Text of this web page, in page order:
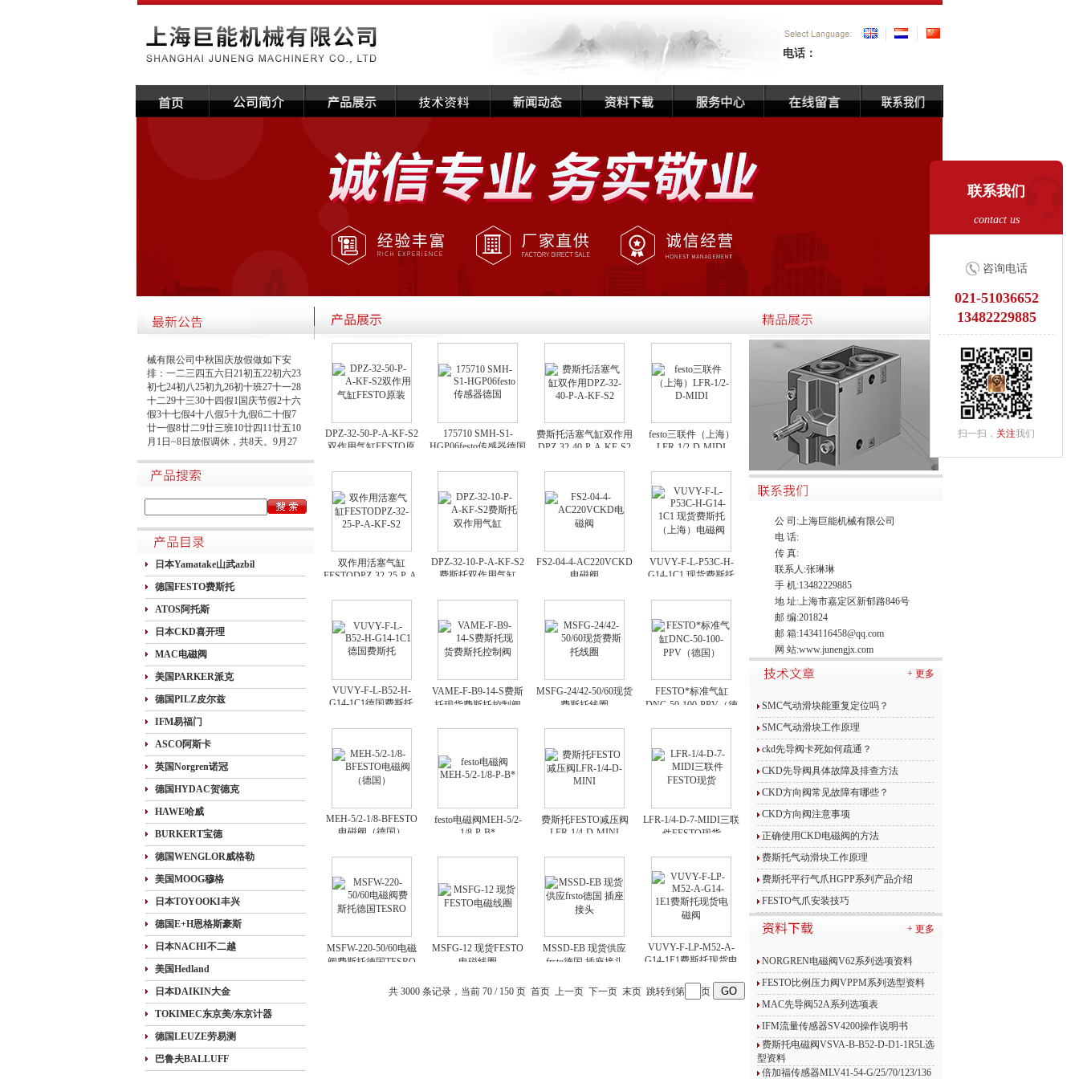
电话：
联系我们
contact us
咨询电话
021-51036652
13482229885
扫一扫， 关注我们
2020-09-14
械有限公司中秋国庆放假做如下安
排：一二三四五六日21初五22初六23
初七24初八25初九26初十班27十一28
十二29十三30十四假1国庆节假2十六
假3十七假4十八假5十九假6二十假7
廿一假8廿二9廿三班10廿四11廿五10
月1日~8日放假调休，共8天。9月27
上班。在此期间如有进口产品需要采
购的客户，为避免您的货期受到影
如下1.高速免费规定时间：2020年10
日本Yamatake山武azbil
德国FESTO费斯托
ATOS阿托斯
日本CKD喜开理
MAC电磁阀
美国PARKER派克
德国PILZ皮尔兹
IFM易福门
ASCO阿斯卡
英国Norgren诺冠
德国HYDAC贺德克
HAWE哈威
BURKERT宝德
德国WENGLOR威格勒
美国MOOG穆格
日本TOYOOKI丰兴
德国E+H恩格斯豪斯
日本NACHI不二越
美国Hedland
日本DAIKIN大金
TOKIMEC东京美/东京计器
德国LEUZE劳易测
巴鲁夫BALLUFF
DPZ-32-50-P-A-KF-S2
双作用气缸FESTO原
175710 SMH-S1-
HGP06festo传感器德国
费斯托活塞气缸双作用
DPZ-32-40-P-A-KF-S2
festo三联件（上海）
LFR-1/2-D-MIDI
双作用活塞气缸
FESTODPZ-32-25-P-A-
DPZ-32-10-P-A-KF-S2
费斯托双作用气缸
FS2-04-4-AC220VCKD
电磁阀
VUVY-F-L-P53C-H-
G14-1C1 现货费斯托
VUVY-F-L-B52-H-
G14-1C1德国费斯托
VAME-F-B9-14-S费斯
托现货费斯托控制阀
MSFG-24/42-50/60现货
费斯托线圈
FESTO*标准气缸
DNC-50-100-PPV（德
MEH-5/2-1/8-BFESTO
电磁阀（德国）
festo电磁阀MEH-5/2-
1/8-P-B*
费斯托FESTO减压阀
LFR-1/4-D-MINI
LFR-1/4-D-7-MIDI三联
件FESTO现货
MSFW-220-50/60电磁
阀费斯托德国TESRO
MSFG-12 现货FESTO
电磁线圈
MSSD-EB 现货供应
frsto德国 插座接头
VUVY-F-LP-M52-A-
G14-1E1费斯托现货电
共 3000 条记录，当前 70 / 150 页 首页 上一页 下一页 末页跳转到第 页
公 司:上海巨能机械有限公司
电 话:
传 真:
联系人:张琳琳
手 机:13482229885
地 址:上海市嘉定区新郁路846号
邮 编:201824
邮 箱:1434116458@qq.com
网 站:www.junengjx.com
+ 更多
SMC气动滑块能重复定位吗？
SMC气动滑块工作原理
ckd先导阀卡死如何疏通？
CKD先导阀具体故障及排查方法
CKD方向阀常见故障有哪些？
CKD方向阀注意事项
正确使用CKD电磁阀的方法
费斯托气动滑块工作原理
费斯托平行气爪HGPP系列产品介绍
FESTO气爪安装技巧
+ 更多
NORGREN电磁阀V62系列选项资料
FESTO比例压力阀VPPM系列选型资料
MAC先导阀52A系列选项表
IFM流量传感器SV4200操作说明书
费斯托电磁阀VSVA-B-B52-D-D1-1R5L选
型资料
倍加福传感器MLV41-54-G/25/70/123/136